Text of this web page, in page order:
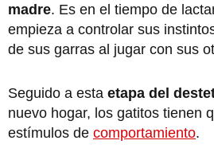
madre. Es en el tiempo de
empieza a controlar sus
de sus garras al jugar con sus
Seguido a esta etapa del
nuevo hogar, los gatitos tienen
estímulos de comportamiento.